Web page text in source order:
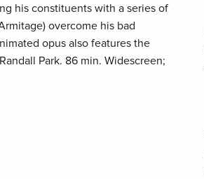
his constituents with a series of
overcome his bad
opus also features the
Park. 86 min. Widescreen;